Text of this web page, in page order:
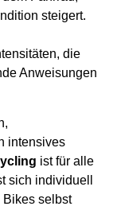
steigert.
die
Anweisungen
intensives
ist für alle
sich individuell
Bikes selbst